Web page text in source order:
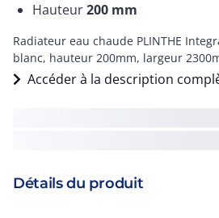
Hauteur200 mm
Radiateur eau chaude PLINTHE
blanc, hauteur 200mm, largeur
Accéder à la description
Détails du produit